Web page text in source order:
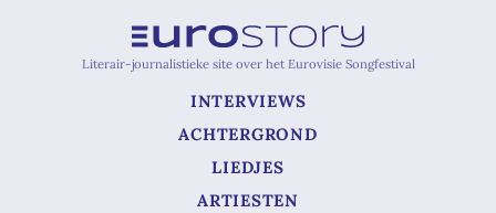
Literair-journalistieke site over het Eurovisie Songfestival
INTERVIEWS
ACHTERGROND
LIEDJES
ARTIESTEN